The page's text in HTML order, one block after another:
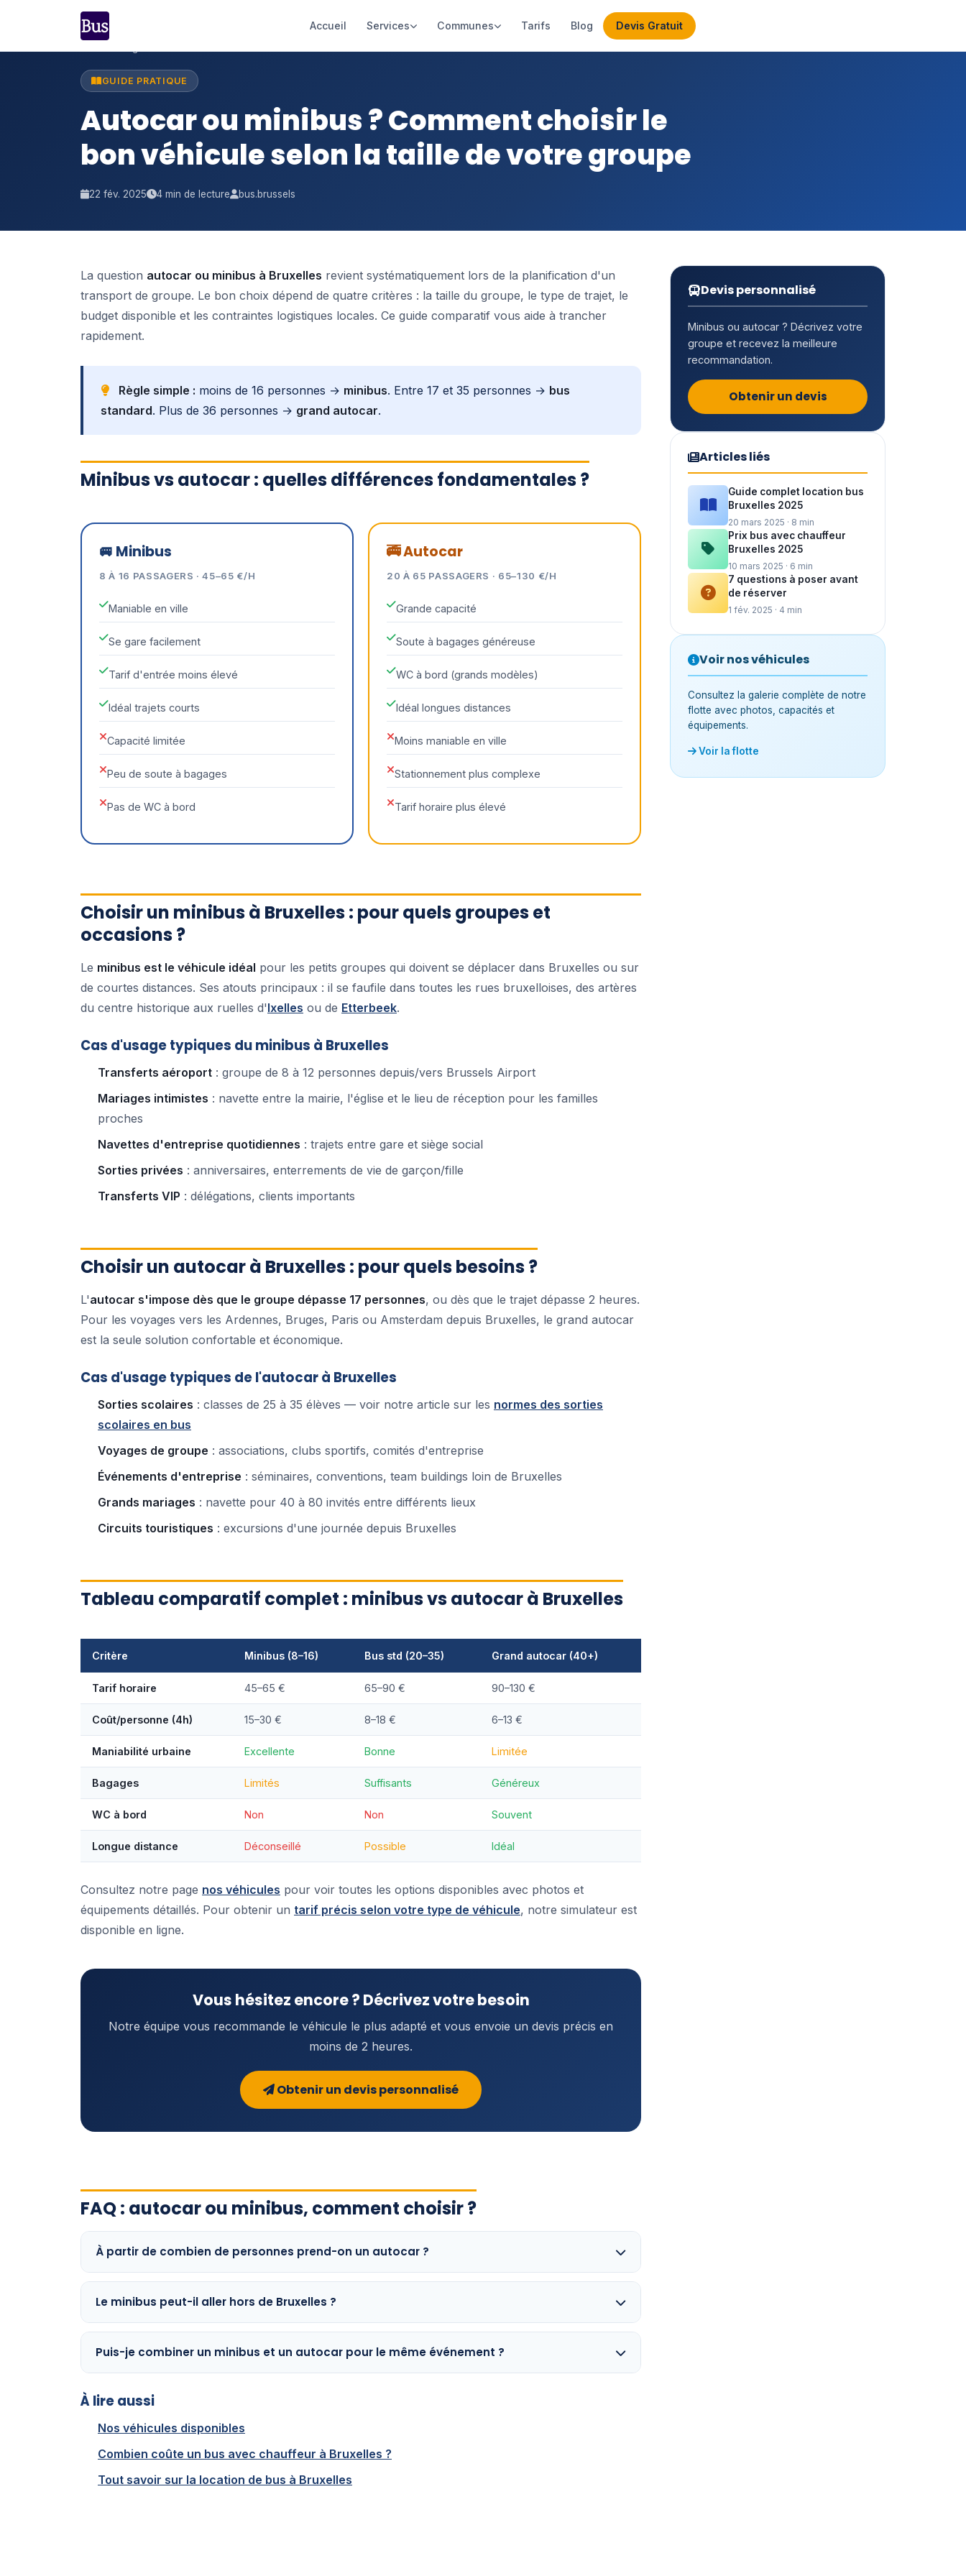
Accueil Services Communes Tarifs Blog Devis Gratuit
GUIDE PRATIQUE
Autocar ou minibus ? Comment choisir le
bon véhicule selon la taille de votre groupe
22 fév. 2025 4 min de lecture bus.brussels
La question autocar ou minibus à Bruxelles revient systématiquement lors de la planification d'un
transport de groupe. Le bon choix dépend de quatre critères : la taille du groupe, le type de trajet, le
budget disponible et les contraintes logistiques locales. Ce guide comparatif vous aide à trancher
rapidement.
Règle simple : moins de 16 personnes → minibus. Entre 17 et 35 personnes → bus
standard. Plus de 36 personnes → grand autocar.
Minibus vs autocar : quelles différences fondamentales ?
🚐 Minibus
8 À 16 PASSAGERS · 45–65 €/H
Maniable en ville
Se gare facilement
Tarif d'entrée moins élevé
Idéal trajets courts
Capacité limitée
Peu de soute à bagages
Pas de WC à bord
🚎 Autocar
20 À 65 PASSAGERS · 65–130 €/H
Grande capacité
Soute à bagages généreuse
WC à bord (grands modèles)
Idéal longues distances
Moins maniable en ville
Stationnement plus complexe
Tarif horaire plus élevé
Choisir un minibus à Bruxelles : pour quels groupes et
occasions ?
Le minibus est le véhicule idéal pour les petits groupes qui doivent se déplacer dans Bruxelles ou sur
de courtes distances. Ses atouts principaux : il se faufile dans toutes les rues bruxelloises, des artères
du centre historique aux ruelles d'Ixelles ou de Etterbeek.
Cas d'usage typiques du minibus à Bruxelles
Transferts aéroport : groupe de 8 à 12 personnes depuis/vers Brussels Airport
Mariages intimistes : navette entre la mairie, l'église et le lieu de réception pour les familles
proches
Navettes d'entreprise quotidiennes : trajets entre gare et siège social
Sorties privées : anniversaires, enterrements de vie de garçon/fille
Transferts VIP : délégations, clients importants
Choisir un autocar à Bruxelles : pour quels besoins ?
L'autocar s'impose dès que le groupe dépasse 17 personnes, ou dès que le trajet dépasse 2 heures.
Pour les voyages vers les Ardennes, Bruges, Paris ou Amsterdam depuis Bruxelles, le grand autocar
est la seule solution confortable et économique.
Cas d'usage typiques de l'autocar à Bruxelles
Sorties scolaires : classes de 25 à 35 élèves — voir notre article sur les normes des sorties
scolaires en bus
Voyages de groupe : associations, clubs sportifs, comités d'entreprise
Événements d'entreprise : séminaires, conventions, team buildings loin de Bruxelles
Grands mariages : navette pour 40 à 80 invités entre différents lieux
Circuits touristiques : excursions d'une journée depuis Bruxelles
Tableau comparatif complet : minibus vs autocar à Bruxelles
Critère Minibus (8–16) Bus std (20–35) Grand autocar (40+)
Tarif horaire 45–65 € 65–90 € 90–130 €
Coût/personne (4h) 15–30 € 8–18 € 6–13 €
Maniabilité urbaine Excellente Bonne Limitée
Bagages Limités Suffisants Généreux
WC à bord Non Non Souvent
Longue distance Déconseillé Possible Idéal
Consultez notre page nos véhicules pour voir toutes les options disponibles avec photos et
équipements détaillés. Pour obtenir un tarif précis selon votre type de véhicule, notre simulateur est
disponible en ligne.
Vous hésitez encore ? Décrivez votre besoin
Notre équipe vous recommande le véhicule le plus adapté et vous envoie un devis précis en
moins de 2 heures.
Obtenir un devis personnalisé
FAQ : autocar ou minibus, comment choisir ?
À partir de combien de personnes prend-on un autocar ?
Le minibus peut-il aller hors de Bruxelles ?
Puis-je combiner un minibus et un autocar pour le même événement ?
À lire aussi
Nos véhicules disponibles
Combien coûte un bus avec chauffeur à Bruxelles ?
Tout savoir sur la location de bus à Bruxelles
Devis personnalisé
Minibus ou autocar ? Décrivez votre
groupe et recevez la meilleure
recommandation.
Obtenir un devis
Articles liés
Guide complet location bus
Bruxelles 2025
20 mars 2025 · 8 min
Prix bus avec chauffeur
Bruxelles 2025
10 mars 2025 · 6 min
7 questions à poser avant
de réserver
1 fév. 2025 · 4 min
Voir nos véhicules
Consultez la galerie complète de notre
flotte avec photos, capacités et
équipements.
Voir la flotte